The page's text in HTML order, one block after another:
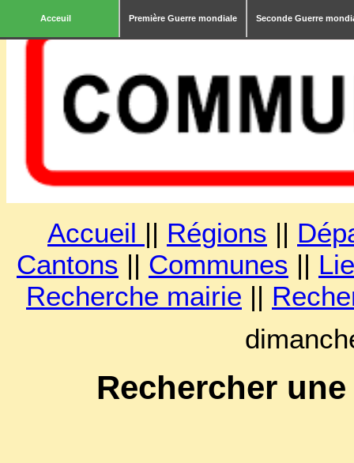
Acceuil Première Guerre mondiale Seconde Guerre
Accueil || Régions ||
Cantons || Communes ||
Recherche mairie ||
Rechercher